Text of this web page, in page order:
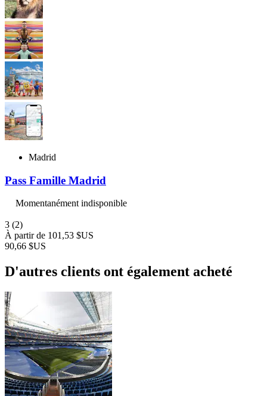
Madrid
Pass Famille Madrid
Momentanément indisponible
3 (2)
À partir de 101,53 $US
90,66 $US
D'autres clients ont également acheté